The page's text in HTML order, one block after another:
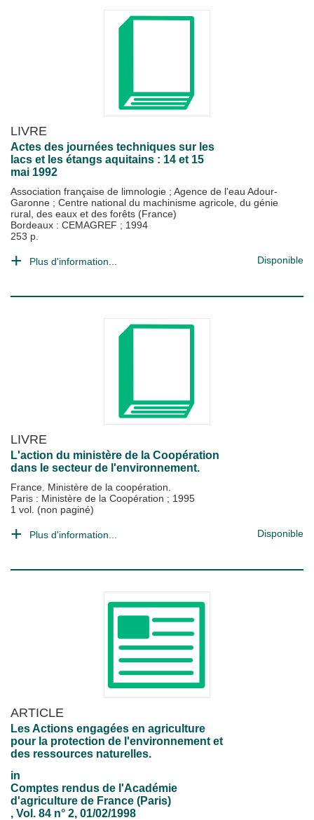
LIVRE
Actes des journées techniques sur les
lacs et les étangs aquitains : 14 et 15
mai 1992
Association française de limnologie ; Agence de l'eau Adour-
Garonne ; Centre national du machinisme agricole, du génie
rural, des eaux et des forêts (France)
Bordeaux : CEMAGREF ; 1994
253 p.
Plus d'information... Disponible
LIVRE
L'action du ministère de la Coopération
dans le secteur de l'environnement.
France. Ministère de la coopération.
Paris : Ministère de la Coopération ; 1995
1 vol. (non paginé)
Plus d'information... Disponible
ARTICLE
Les Actions engagées en agriculture
pour la protection de l'environnement et
des ressources naturelles.
in
Comptes rendus de l'Académie
d'agriculture de France (Paris)
, Vol. 84 n° 2, 01/02/1998